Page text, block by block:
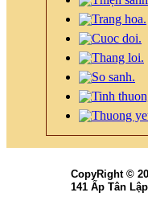
CopyRight ©
141 Ấp Tân